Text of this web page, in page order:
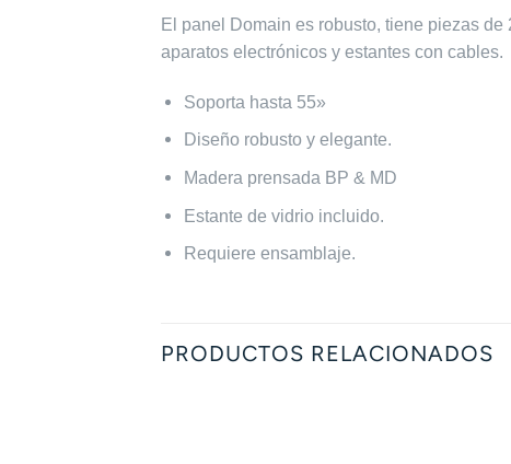
El panel Domain es robusto, tiene piezas
aparatos electrónicos y estantes con cables.
Soporta hasta 55»
Diseño robusto y elegante.
Madera prensada BP & MD
Estante de vidrio incluido.
Requiere ensamblaje.
PRODUCTOS RELACIONADOS